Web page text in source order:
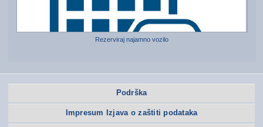
Rezerviraj najamno vozilo
Podrška
Impresum Izjava o zaštiti podataka